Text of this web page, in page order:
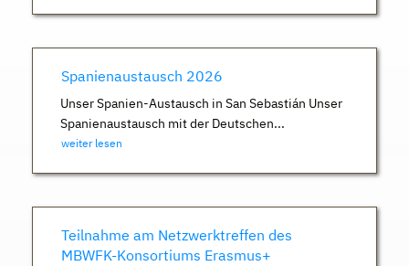
Spanienaustausch 2026
Unser Spanien-Austausch in San Sebastián Unser
Spanienaustausch mit der Deutschen...
weiter lesen
Teilnahme am Netzwerktreffen des
MBWFK-Konsortiums Erasmus+